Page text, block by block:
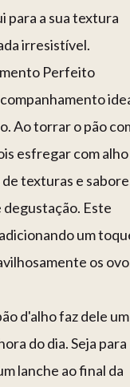
para a sua textura
irresistível.
Perfeito
Ao torrar o pão
esfregar com alho
texturas e
Este
um
os
d'alho faz dele
do dia. Seja para
lanche ao final da